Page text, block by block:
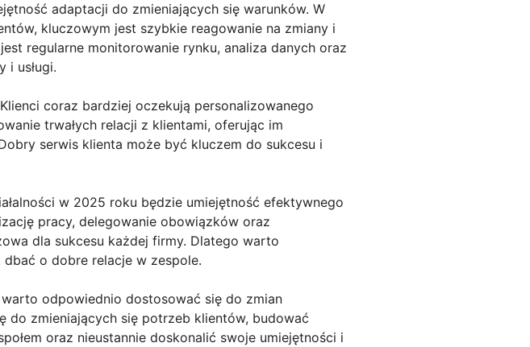
adaptacji do zmieniających się warunków. W
kluczowym jest szybkie reagowanie na zmiany i
regularne monitorowanie rynku, analiza danych oraz
i usługi.
coraz bardziej oczekują personalizowanego
trwałych relacji z klientami, oferując im
serwis klienta może być kluczem do sukcesu i
w 2025 roku będzie umiejętność efektywnego
pracy, delegowanie obowiązków oraz
dla sukcesu każdej firmy. Dlatego warto
o dobre relacje w zespole.
odpowiednio dostosować się do zmian
zmieniających się potrzeb klientów, budować
oraz nieustannie doskonalić swoje umiejętności i